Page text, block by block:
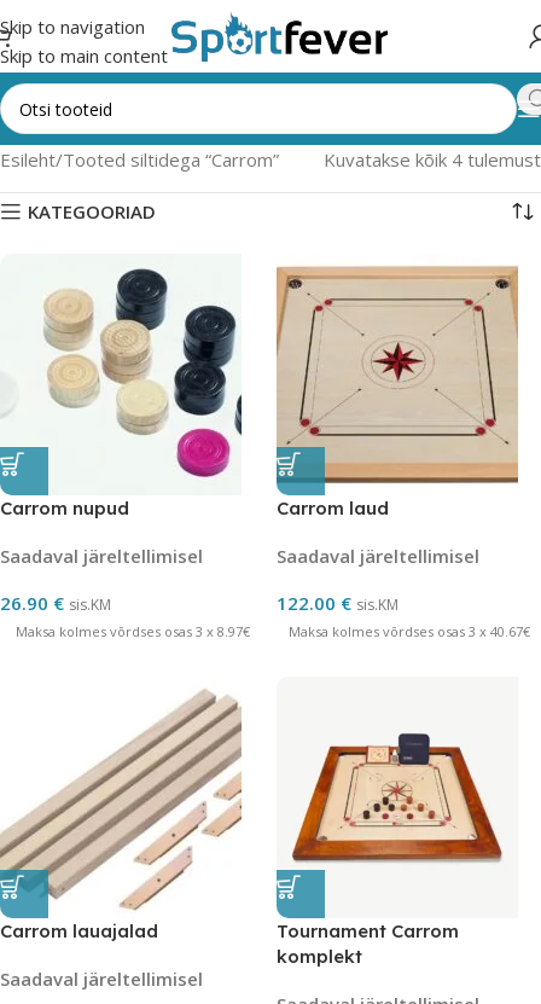
Skip to navigation
Skip to main content
Esileht Tooted siltidega “Carrom” Kuvatakse kõik 4 tulemust
KATEGOORIAD
Carrom nupud
Saadaval järeltellimisel
26.90 € sis.KM
Maksa kolmes võrdses osas 3 x 8.97€
Carrom laud
Saadaval järeltellimisel
122.00 € sis.KM
Maksa kolmes võrdses osas 3 x 40.67€
Carrom lauajalad
Saadaval järeltellimisel
Tournament Carrom
komplekt